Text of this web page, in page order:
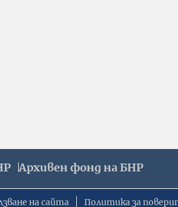
Архивен фонд на БНР
на сайта Политика за